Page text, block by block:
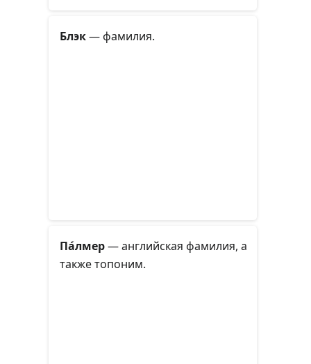
Блэк— фамилия.
Па́лмер— английская фамилия, а
также топоним.